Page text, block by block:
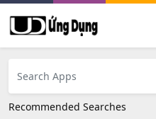
Recommended Searches